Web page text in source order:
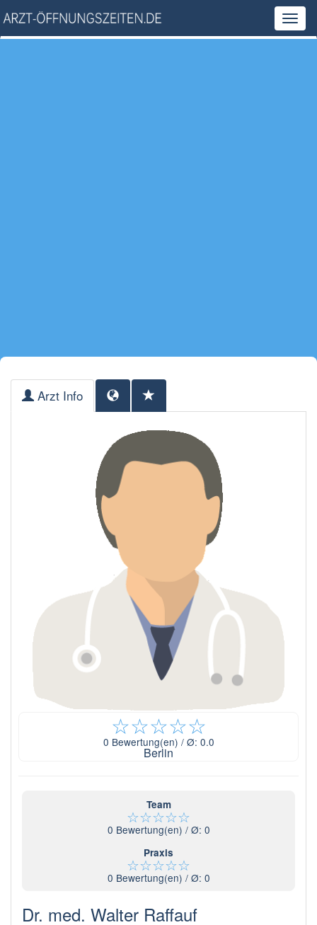
Arzt Info
☆☆☆☆☆
0 Bewertung(en) / Ø: 0.0
Berlin
Team
☆☆☆☆☆
0 Bewertung(en) / Ø: 0
Praxis
☆☆☆☆☆
0 Bewertung(en) / Ø: 0
Dr. med. Walter Raffauf